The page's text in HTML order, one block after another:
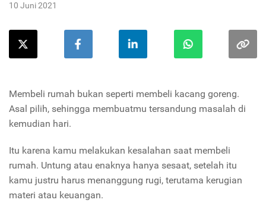
10 Juni 2021
Membeli rumah bukan seperti membeli kacang goreng.
Asal pilih, sehingga membuatmu tersandung masalah di
kemudian hari.
Itu karena kamu melakukan kesalahan saat membeli
rumah. Untung atau enaknya hanya sesaat, setelah itu
kamu justru harus menanggung rugi, terutama kerugian
materi atau keuangan.